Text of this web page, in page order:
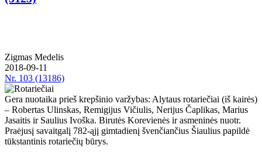
Zig­mas Me­de­lis
2018-09-11
Nr. 103 (13186)
Gera nuotaika prieš krepšinio varžybas: Alytaus rotariečiai (iš kairės)
– Robertas Ulinskas, Remigijus Vičiulis, Nerijus Čaplikas, Marius
Jasaitis ir Saulius Ivoška. Bi­ru­tės Ko­re­vie­nės ir as­me­ni­nės nuotr.
Pra­ėju­sį sa­vait­ga­lį 782-ąjį gim­ta­die­nį šven­čian­čius Šiau­lius pa­pil­dė
tūks­tan­ti­nis ro­ta­rie­čių bū­rys.